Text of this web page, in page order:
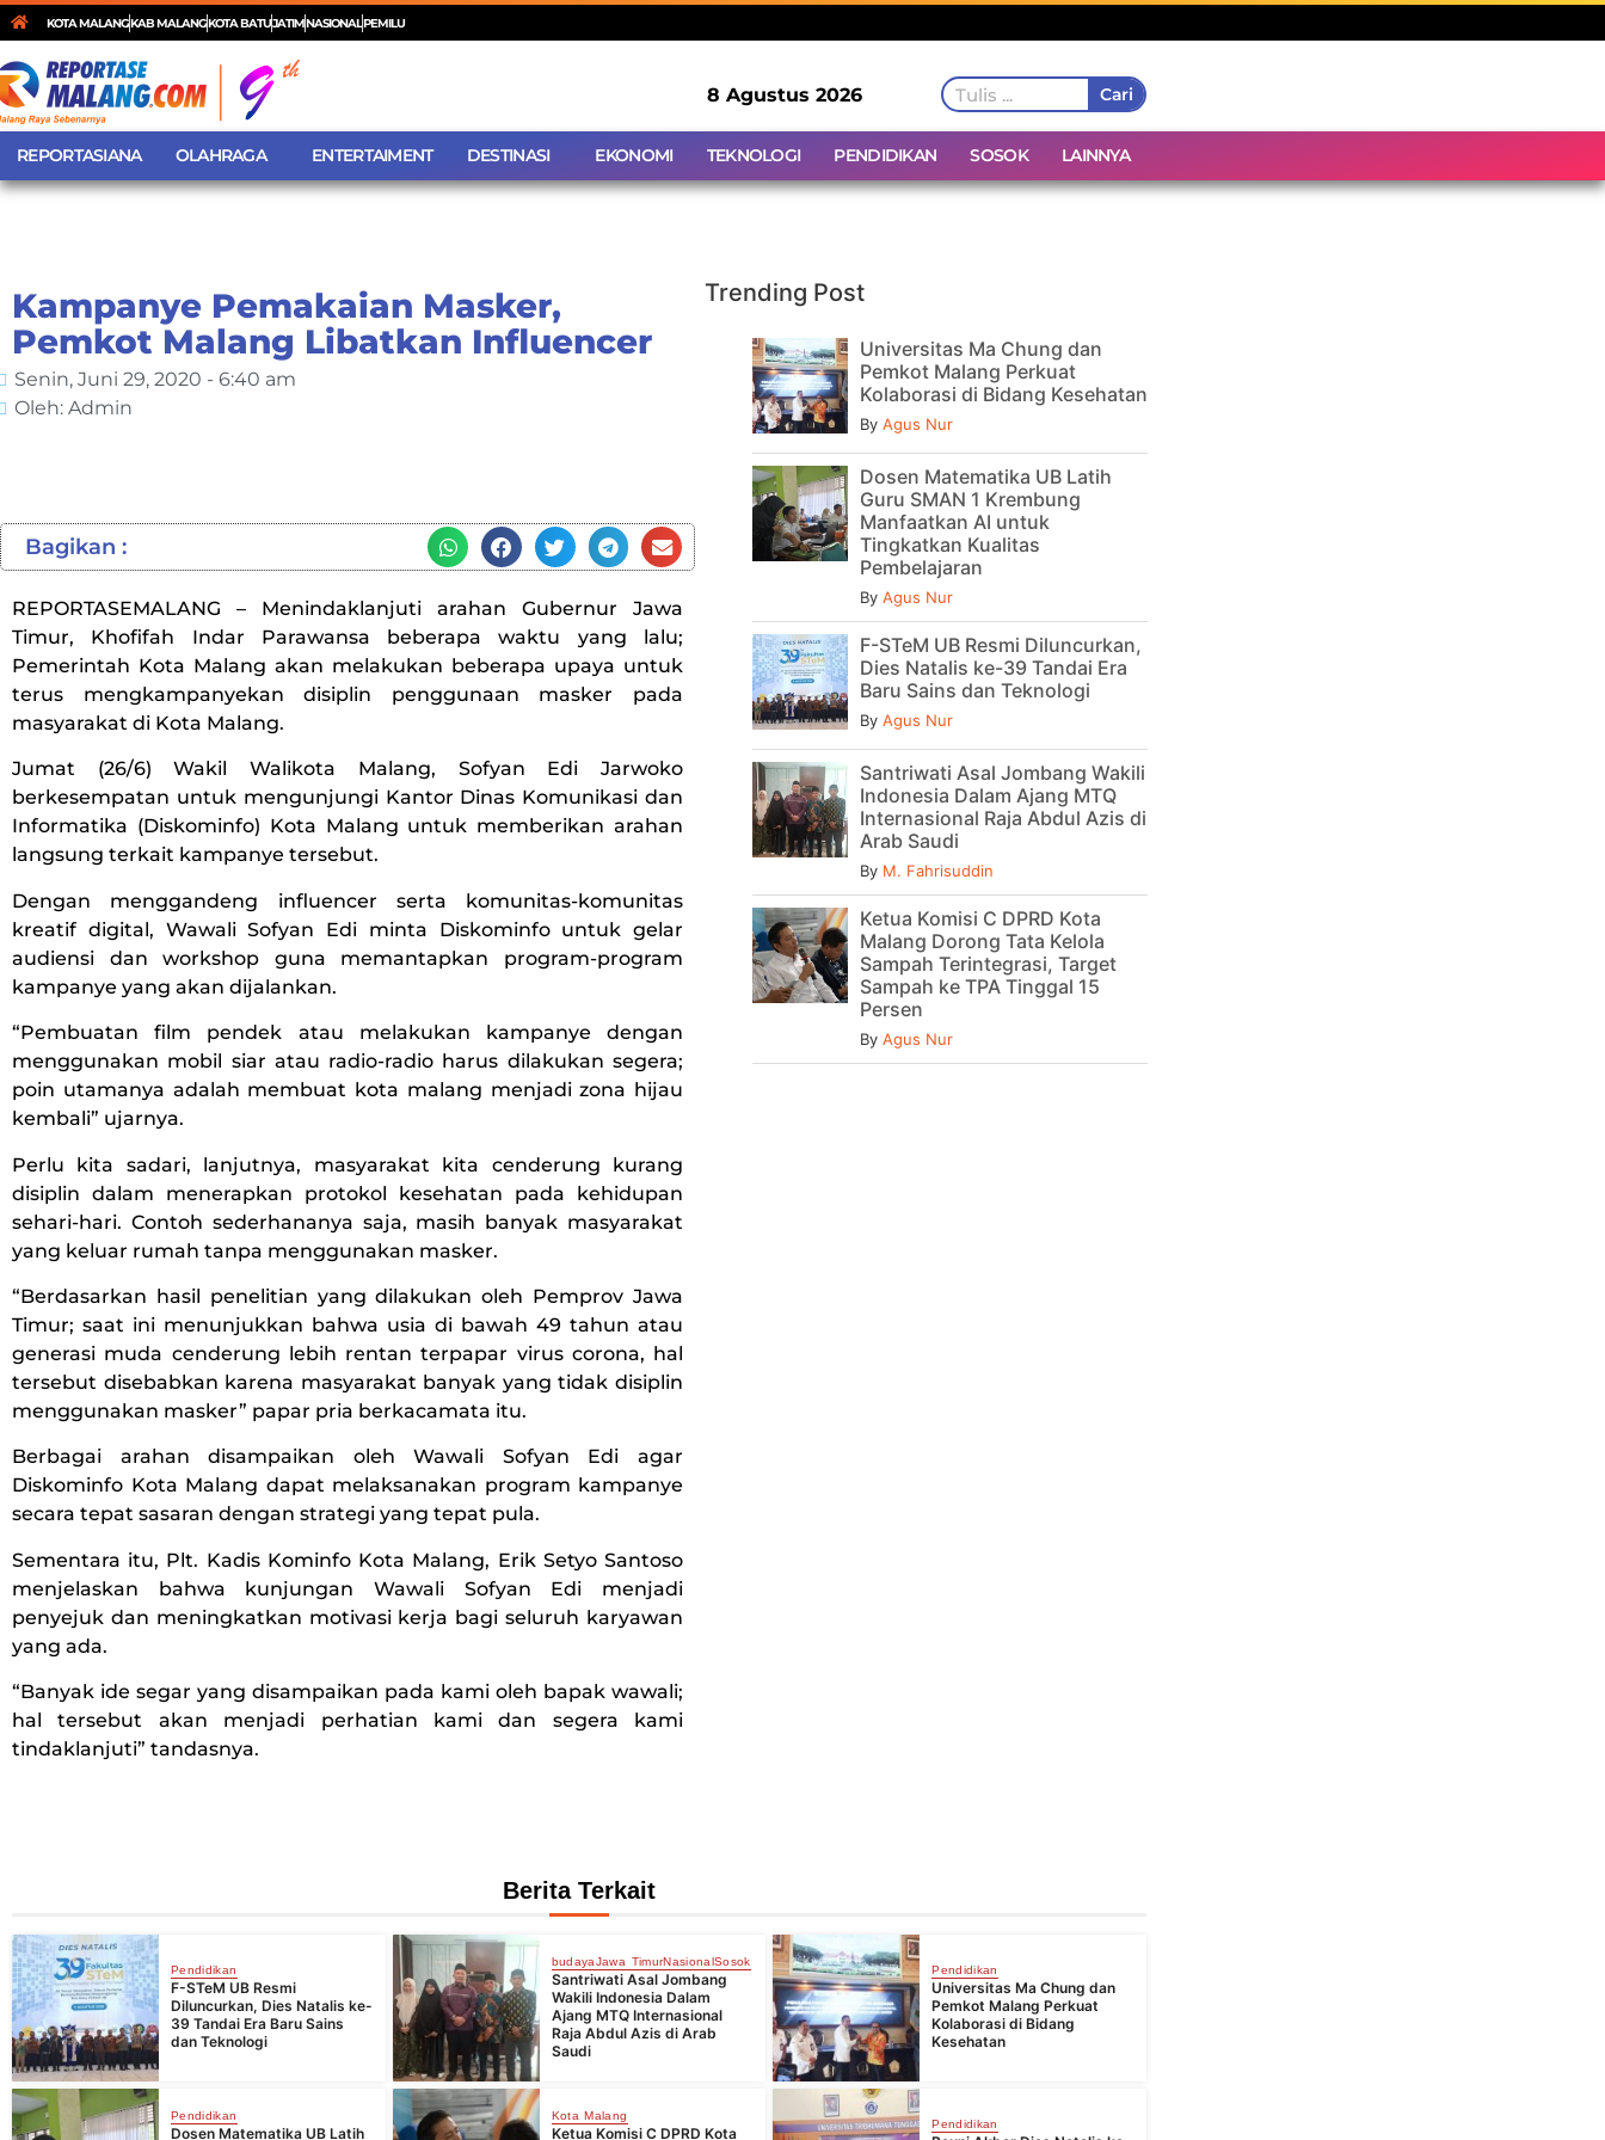
KOTA MALANGKAB MALANGKOTA BATUJATIMNASIONALPEMILU
8 Agustus 2026 Cari
REPORTASIANA OLAHRAGA ENTERTAIMENT DESTINASI EKONOMI TEKNOLOGI PENDIDIKAN SOSOK LAINNYA
Kampanye Pemakaian Masker,
Pemkot Malang Libatkan Influencer
Senin, Juni 29, 2020 - 6:40 am
Oleh: Admin
Bagikan :
REPORTASEMALANG – Menindaklanjuti arahan Gubernur Jawa
Timur, Khofifah Indar Parawansa beberapa waktu yang lalu;
Pemerintah Kota Malang akan melakukan beberapa upaya untuk
terus mengkampanyekan disiplin penggunaan masker pada
masyarakat di Kota Malang.
Jumat (26/6) Wakil Walikota Malang, Sofyan Edi Jarwoko
berkesempatan untuk mengunjungi Kantor Dinas Komunikasi dan
Informatika (Diskominfo) Kota Malang untuk memberikan arahan
langsung terkait kampanye tersebut.
Dengan menggandeng influencer serta komunitas-komunitas
kreatif digital, Wawali Sofyan Edi minta Diskominfo untuk gelar
audiensi dan workshop guna memantapkan program-program
kampanye yang akan dijalankan.
“Pembuatan film pendek atau melakukan kampanye dengan
menggunakan mobil siar atau radio-radio harus dilakukan segera;
poin utamanya adalah membuat kota malang menjadi zona hijau
kembali” ujarnya.
Perlu kita sadari, lanjutnya, masyarakat kita cenderung kurang
disiplin dalam menerapkan protokol kesehatan pada kehidupan
sehari-hari. Contoh sederhananya saja, masih banyak masyarakat
yang keluar rumah tanpa menggunakan masker.
“Berdasarkan hasil penelitian yang dilakukan oleh Pemprov Jawa
Timur; saat ini menunjukkan bahwa usia di bawah 49 tahun atau
generasi muda cenderung lebih rentan terpapar virus corona, hal
tersebut disebabkan karena masyarakat banyak yang tidak disiplin
menggunakan masker” papar pria berkacamata itu.
Berbagai arahan disampaikan oleh Wawali Sofyan Edi agar
Diskominfo Kota Malang dapat melaksanakan program kampanye
secara tepat sasaran dengan strategi yang tepat pula.
Sementara itu, Plt. Kadis Kominfo Kota Malang, Erik Setyo Santoso
menjelaskan bahwa kunjungan Wawali Sofyan Edi menjadi
penyejuk dan meningkatkan motivasi kerja bagi seluruh karyawan
yang ada.
“Banyak ide segar yang disampaikan pada kami oleh bapak wawali;
hal tersebut akan menjadi perhatian kami dan segera kami
tindaklanjuti” tandasnya.
Trending Post
Universitas Ma Chung dan
Pemkot Malang Perkuat
Kolaborasi di Bidang Kesehatan
By Agus Nur
Dosen Matematika UB Latih
Guru SMAN 1 Krembung
Manfaatkan AI untuk
Tingkatkan Kualitas
Pembelajaran
By Agus Nur
F-STeM UB Resmi Diluncurkan,
Dies Natalis ke-39 Tandai Era
Baru Sains dan Teknologi
By Agus Nur
Santriwati Asal Jombang Wakili
Indonesia Dalam Ajang MTQ
Internasional Raja Abdul Azis di
Arab Saudi
By M. Fahrisuddin
Ketua Komisi C DPRD Kota
Malang Dorong Tata Kelola
Sampah Terintegrasi, Target
Sampah ke TPA Tinggal 15
Persen
By Agus Nur
Berita Terkait
Pendidikan
F-STeM UB Resmi
Diluncurkan, Dies Natalis ke-
39 Tandai Era Baru Sains
dan Teknologi
budayaJawa TimurNasionalSosok
Santriwati Asal Jombang
Wakili Indonesia Dalam
Ajang MTQ Internasional
Raja Abdul Azis di Arab
Saudi
Pendidikan
Universitas Ma Chung dan
Pemkot Malang Perkuat
Kolaborasi di Bidang
Kesehatan
Pendidikan
Dosen Matematika UB Latih
Kota Malang
Ketua Komisi C DPRD Kota
Pendidikan